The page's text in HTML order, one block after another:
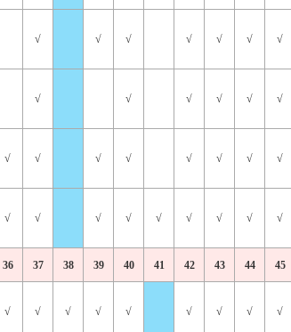
√ √ √ √ √ √ √
√ √ √ √ √ √
√ √ √ √ √ √ √ √
√ √ √ √ √ √ √ √ √
36 37 38 39 40 41 42 43 44 45
√ √ √ √ √ √ √ √ √